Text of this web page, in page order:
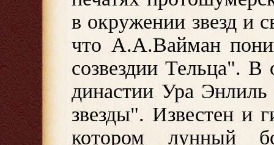
в окружении звезд и
что А.А.Вайман
созвездии Тельца".
династии Ура
звезды". Известен и
котором лунный